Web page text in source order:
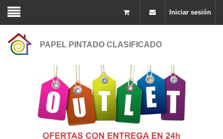
Iniciar sesión
PAPEL PINTADO CLASIFICADO